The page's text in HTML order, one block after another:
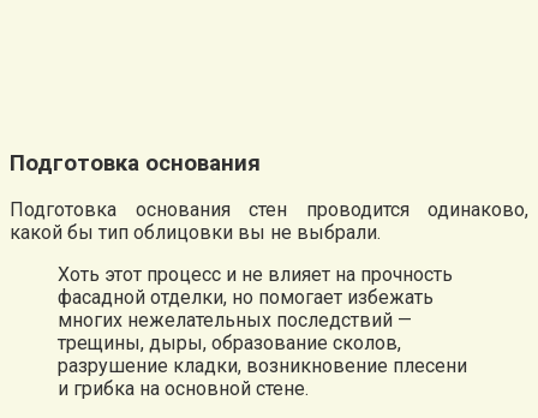
Подготовка основания
Подготовка основания стен проводится одинаково,
какой бы тип облицовки вы не выбрали.
Хоть этот процесс и не влияет на прочность
фасадной отделки, но помогает избежать
многих нежелательных последствий —
трещины, дыры, образование сколов,
разрушение кладки, возникновение плесени
и грибка на основной стене.